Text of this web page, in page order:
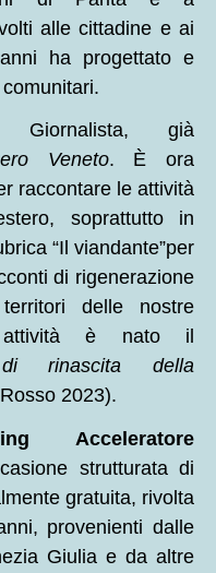
alle cittadine e ai
ha progettato e
Giornalista, già
Veneto. È ora
raccontare le attività
soprattutto in
“Il viandante”per
di rigenerazione
delle nostre
attività è nato il
rinascita della
2023).
Acceleratore
strutturata di
gratuita, rivolta
provenienti dalle
Giulia e da altre